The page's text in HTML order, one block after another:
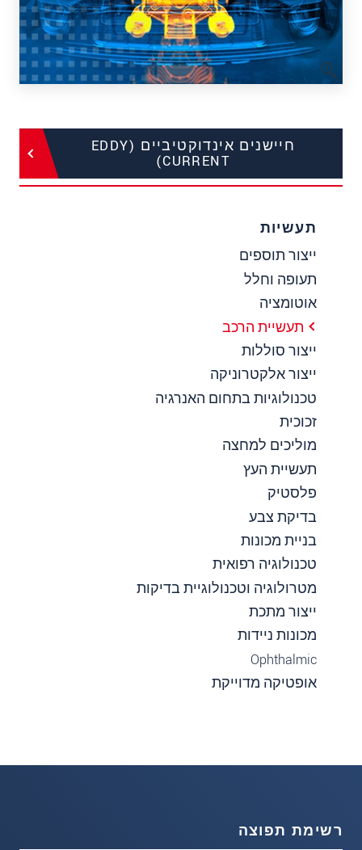
חיישנים אינדוקטיביים (EDDY
CURRENT)
תעשיות
ייצור תוספים
תעופה וחלל
אוטומציה
תעשיית הרכב
ייצור סוללות
ייצור אלקטרוניקה
טכנולוגיות בתחום האנרגיה
זכוכית
מוליכים למחצה
תעשיית העץ
פלסטיק
בדיקת צבע
בניית מכונות
טכנולוגיה רפואית
מטרולוגיה וטכנולוגיית בדיקות
ייצור מתכת
מכונות ניידות
Ophthalmic
אופטיקה מדוייקת
רשימת תפוצה